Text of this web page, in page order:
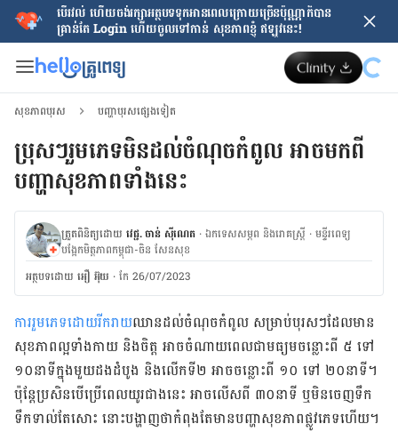
បើរវល់ ហើយចង់​រក្សាអត្ថបទទុកអានពេលក្រោយ​ច្រើនប៉ុណ្ណាក៏បាន
គ្រាន់តែ​ Login ហើយចូលទៅកាន់ សុខភាពខ្ញុំ ឥឡូវនេះ!
សុខភាពបុរស បញ្ហាបុរសផ្សេងទៀត
ប្រុសៗរួមភេទមិនដល់ចំណុចកំពូល អាចមកពី​
បញ្ហា​សុខភាពទាំងនេះ
ត្រួតពិនិត្យដោយ វេជ្ជ. ចាន់ ស៊ីណេត ·ឯកទេសសម្ភព និងរោគស្ត្រី ·ម​ន្ទីរពេទ្យ
បង្អែកមិត្តភាពកម្ពុជា-ចិន សែនសុខ
អត្ថបទ​ដោយ អឿ អ៊ុយ ·កែ 26/07/2023
ការរួមភេទដោយរីករាយឈានដល់ចំណុចកំពូល សម្រាប់បុរសៗដែលមាន
សុខភាពល្អទាំងកាយ និងចិត្ដ អាចចំណាយពេលជាមធ្យមចន្លោះពី ៥ ទៅ
១០នាទីក្នុង​មួយដងដំបូង និងលើកទី២ អាចចន្លោះពី ១០ ទៅ ២០នាទី។
ប៉ុន្ដែប្រសិនបើប្រើពេលយូរជាងនេះ អាចលើសពី ៣០នាទី ឬមិនចេញទឹក
ទឹកទាល់តែសោះ នោះបង្ហាញថាកំពុង​តែមានបញ្ហាសុខភាពផ្លូវភេទហើយ។